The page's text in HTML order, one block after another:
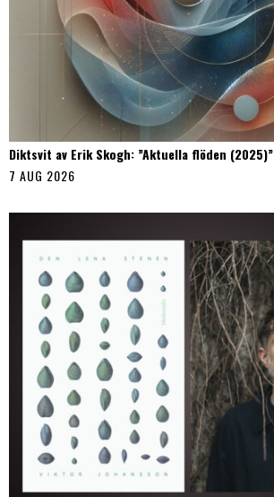
Diktsvit av Erik Skogh: ”Aktuella flöden (2025)”
7 AUG 2026